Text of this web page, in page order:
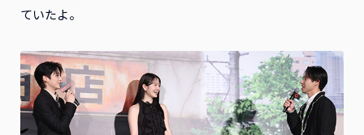
ていたよ。